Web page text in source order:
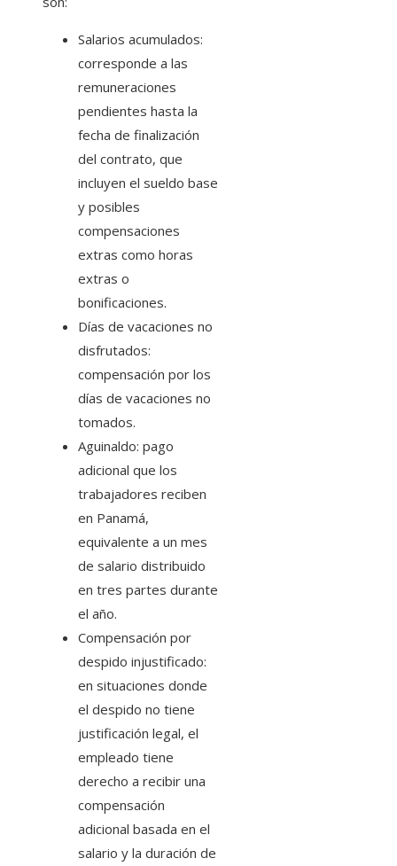
Salarios acumulados:
corresponde a las
remuneraciones
pendientes hasta la
fecha de finalización
del contrato, que
incluyen el sueldo base
y posibles
compensaciones
extras como horas
extras o
bonificaciones.
Días de vacaciones no
disfrutados:
compensación por los
días de vacaciones no
tomados.
Aguinaldo: pago
adicional que los
trabajadores reciben
en Panamá,
equivalente a un mes
de salario distribuido
en tres partes durante
el año.
Compensación por
despido injustificado:
en situaciones donde
el despido no tiene
justificación legal, el
empleado tiene
derecho a recibir una
compensación
adicional basada en el
salario y la duración de